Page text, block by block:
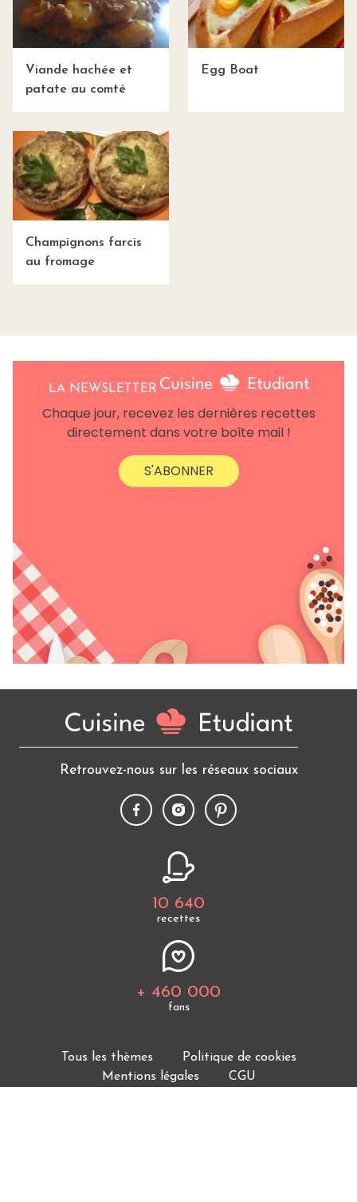
Viande hachée et
patate au comté
Egg Boat
Champignons farcis
au fromage
LA NEWSLETTER
Chaque jour, recevez les dernières recettes
directement dans votre boîte mail !
S'ABONNER
Retrouvez-nous sur les réseaux sociaux
10 640
recettes
+ 460 000
fans
Tous les thèmes
Politique de cookies
Mentions légales
CGU